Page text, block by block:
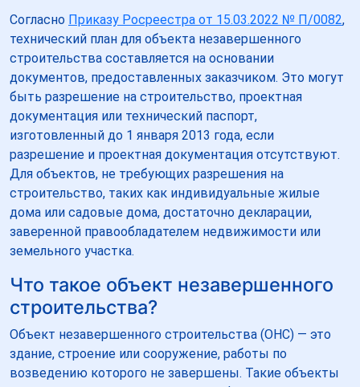
Согласно Приказу Росреестра от 15.03.2022 № П/0082,
технический план для объекта незавершенного
строительства составляется на основании
документов, предоставленных заказчиком. Это могут
быть разрешение на строительство, проектная
документация или технический паспорт,
изготовленный до 1 января 2013 года, если
разрешение и проектная документация отсутствуют.
Для объектов, не требующих разрешения на
строительство, таких как индивидуальные жилые
дома или садовые дома, достаточно декларации,
заверенной правообладателем недвижимости или
земельного участка.
Что такое объект незавершенного
строительства?
Объект незавершенного строительства (ОНС) — это
здание, строение или сооружение, работы по
возведению которого не завершены. Такие объекты